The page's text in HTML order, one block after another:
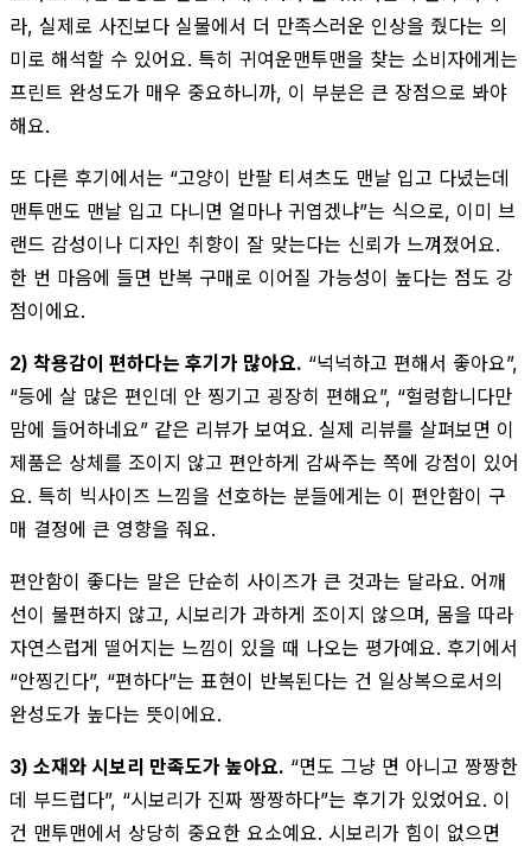
라, 실제로 사진보다 실물에서 더 만족스러운 인상을 줬다는 의
미로 해석할 수 있어요. 특히 귀여운맨투맨을 찾는 소비자에게는
프린트 완성도가 매우 중요하니까, 이 부분은 큰 장점으로 봐야
해요.
또 다른 후기에서는 “고양이 반팔 티셔츠도 맨날 입고 다녔는데
맨투맨도 맨날 입고 다니면 얼마나 귀엽겠냐”는 식으로, 이미 브
랜드 감성이나 디자인 취향이 잘 맞는다는 신뢰가 느껴졌어요.
한 번 마음에 들면 반복 구매로 이어질 가능성이 높다는 점도 강
점이에요.
2) 착용감이 편하다는 후기가 많아요. “넉넉하고 편해서 좋아요”,
“등에 살 많은 편인데 안 찡기고 굉장히 편해요”, “헐렁합니다만
맘에 들어하네요” 같은 리뷰가 보여요. 실제 리뷰를 살펴보면 이
제품은 상체를 조이지 않고 편안하게 감싸주는 쪽에 강점이 있어
요. 특히 빅사이즈 느낌을 선호하는 분들에게는 이 편안함이 구
매 결정에 큰 영향을 줘요.
편안함이 좋다는 말은 단순히 사이즈가 큰 것과는 달라요. 어깨
선이 불편하지 않고, 시보리가 과하게 조이지 않으며, 몸을 따라
자연스럽게 떨어지는 느낌이 있을 때 나오는 평가예요. 후기에서
“안찡긴다”, “편하다”는 표현이 반복된다는 건 일상복으로서의
완성도가 높다는 뜻이에요.
3) 소재와 시보리 만족도가 높아요. “면도 그냥 면 아니고 짱짱한
데 부드럽다”, “시보리가 진짜 짱짱하다”는 후기가 있었어요. 이
건 맨투맨에서 상당히 중요한 요소예요. 시보리가 힘이 없으면